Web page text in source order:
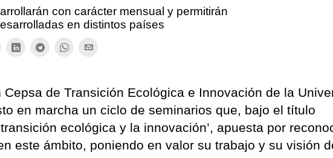
con carácter mensual y permitirán
en distintos países
Cepsa de Transición Ecológica e Innovación de la
en marcha un ciclo de seminarios que, bajo el título
ecológica y la innovación’, apuesta por
este ámbito, poniendo en valor su trabajo y su visión